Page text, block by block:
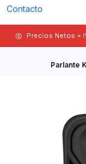
Contacto
Precios Netos +
Parlante